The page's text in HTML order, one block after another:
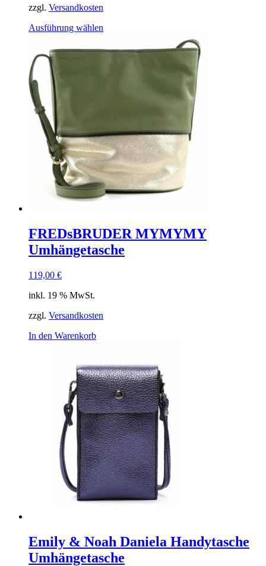
zzgl. Versandkosten
Ausführung wählen
weist
mehrere
der
Produktseite
gewählt
werden
FREDsBRUDER MYMYMY
Umhängetasche
119,00 €
inkl. 19 % MwSt.
zzgl. Versandkosten
In den Warenkorb
Emily & Noah Daniela Handytasche
Umhängetasche